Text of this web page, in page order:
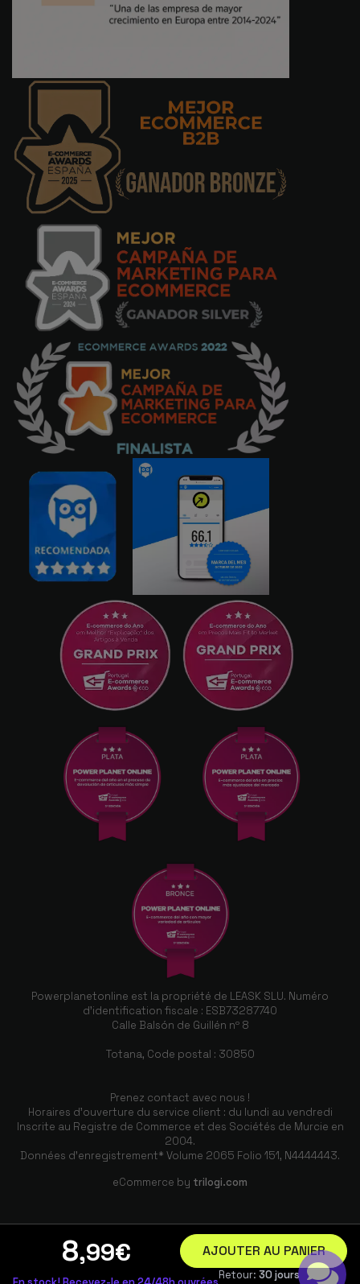
8,99€ AJOUTER AU PANIER
Retour: 30 jours
Powerplanetonline est la propriété de LEASK SLU. Numéro
d'identification fiscale : ESB73287740
Calle Balsón de Guillén nº 8
Totana, Code postal : 30850
Prenez contact avec nous !
Horaires d'ouverture du service client : du lundi au vendredi
Inscrite au Registre de Commerce et des Sociétés de Murcie en
2004.
Données d'enregistrement* Volume 2065 Folio 151, N4444443.
eCommerce by trilogi.com